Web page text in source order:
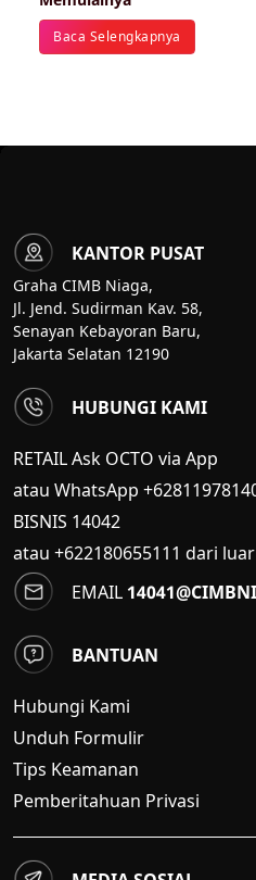
Baca Selengkapnya
KANTOR PUSAT
Graha CIMB Niaga,
Jl. Jend. Sudirman Kav. 58,
Senayan Kebayoran Baru,
Jakarta Selatan 12190
HUBUNGI KAMI
RETAIL Ask OCTO via App
atau WhatsApp
BISNIS 14042
atau +622180655111 dari
EMAIL
BANTUAN
Hubungi Kami
Unduh Formulir
Tips Keamanan
Pemberitahuan Privasi